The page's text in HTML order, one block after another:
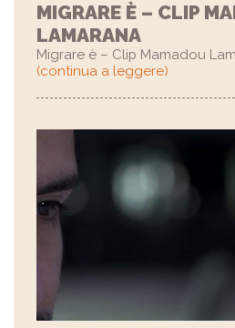
MIGRARE È – CLIP
LAMARANA
Migrare è – Clip Mamadou
(continua a leggere)